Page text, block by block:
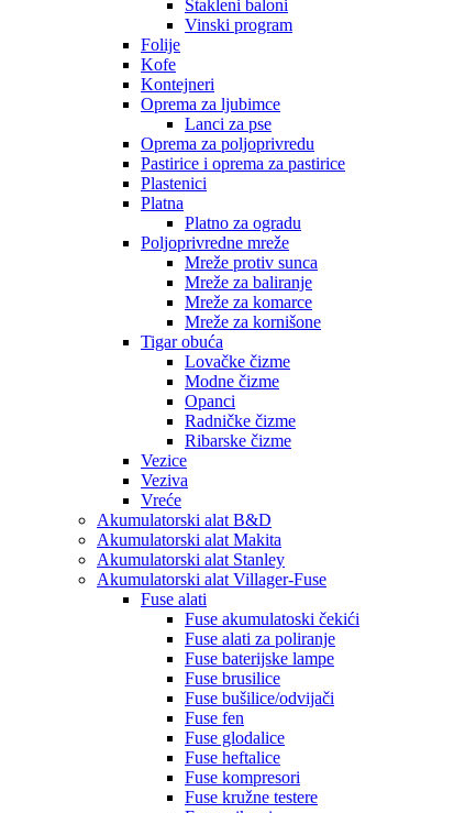
Stakleni baloni
Vinski program
Folije
Kofe
Kontejneri
Oprema za ljubimce
Lanci za pse
Oprema za poljoprivredu
Pastirice i oprema za pastirice
Plastenici
Platna
Platno za ogradu
Poljoprivredne mreže
Mreže protiv sunca
Mreže za baliranje
Mreže za komarce
Mreže za kornišone
Tigar obuća
Lovačke čizme
Modne čizme
Opanci
Radničke čizme
Ribarske čizme
Vezice
Veziva
Vreće
Akumulatorski alat B&D
Akumulatorski alat Makita
Akumulatorski alat Stanley
Akumulatorski alat Villager-Fuse
Fuse alati
Fuse akumulatoski čekići
Fuse alati za poliranje
Fuse baterijske lampe
Fuse brusilice
Fuse bušilice/odvijači
Fuse fen
Fuse glodalice
Fuse heftalice
Fuse kompresori
Fuse kružne testere